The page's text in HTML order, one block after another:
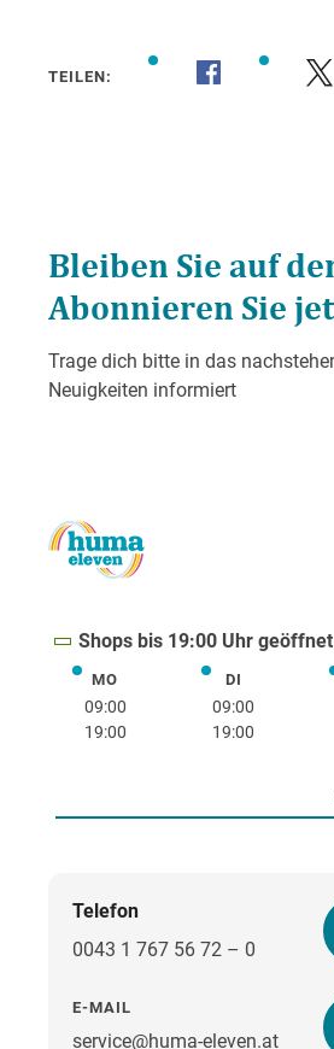
TEILEN:
Shops bis 19:00 Uhr geöffnet
MOMontag
09:00
19:00
DIDienstag
09:00
19:00
Telefon
0043 1 767 56 72 – 0
E-MAIL
service@huma-eleven.at